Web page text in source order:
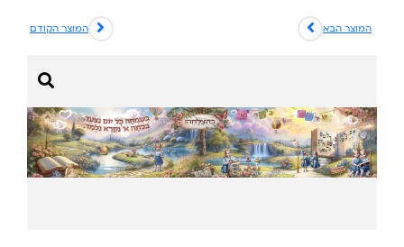
המוצר הקודם המוצר הבא